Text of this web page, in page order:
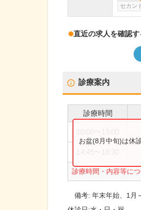
セカン
直近の求人を確認す
診療案内
診療時間
診療時間・内容等に
お盆(8月中旬)は休
備考:年末年始、1月